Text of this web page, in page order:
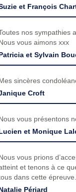
et François
nos sympathies
vous aimons xxx
et Sylvain
sincères
Croft
vous présentons
et Monique
vous prions
et tenons à ce
dans cette
Périard